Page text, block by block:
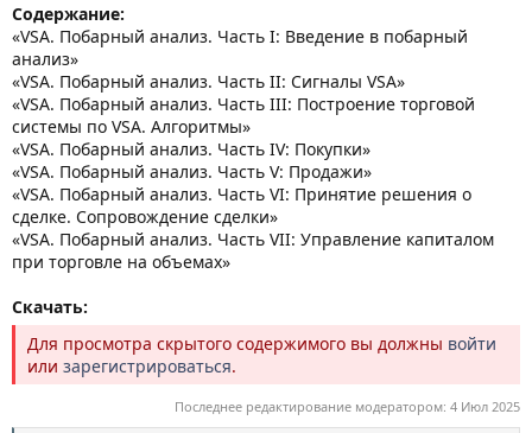
Содержание:
«VSA. Побарный анализ. Часть I: Введение в побарный
анализ»
«VSA. Побарный анализ. Часть II: Сигналы VSA»
«VSA. Побарный анализ. Часть III: Построение торговой
системы по VSA. Алгоритмы»
«VSA. Побарный анализ. Часть IV: Покупки»
«VSA. Побарный анализ. Часть V: Продажи»
«VSA. Побарный анализ. Часть VI: Принятие решения о
сделке. Сопровождение сделки»
«VSA. Побарный анализ. Часть VII: Управление капиталом
при торговле на объемах»
Скачать:
Для просмотра скрытого содержимого вы должны войти
или зарегистрироваться.
Последнее редактирование модератором: 4 Июл 2025